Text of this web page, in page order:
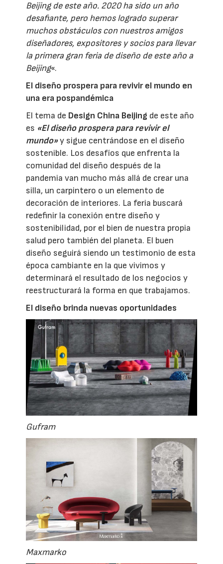
Beijing de este año. 2020 ha sido un año
desafiante, pero hemos logrado superar
muchos obstáculos con nuestros amigos
diseñadores, expositores y socios para llevar
la primera gran feria de diseño de este año a
Beijing«.
El diseño prospera para revivir el mundo en
una era pospandémica
El tema de Design China Beijing de este año
es «El diseño prospera para revivir el
mundo»y sigue centrándose en el diseño
sostenible. Los desafíos que enfrenta la
comunidad del diseño después de la
pandemia van mucho más allá de crear una
silla, un carpintero o un elemento de
decoración de interiores. La feria buscará
redefinir la conexión entre diseño y
sostenibilidad, por el bien de nuestra propia
salud pero también del planeta. El buen
diseño seguirá siendo un testimonio de esta
época cambiante en la que vivimos y
determinará el resultado de los negocios y
reestructurará la forma en que trabajamos.
El diseño brinda nuevas oportunidades
Gufram
Maxmarko